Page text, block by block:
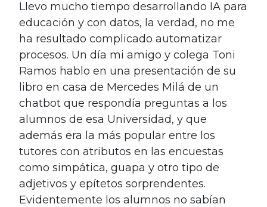
Llevo mucho tiempo desarrollando IA para
educación y con datos, la verdad, no me
ha resultado complicado automatizar
procesos. Un día mi amigo y colega Toni
Ramos hablo en una presentación de su
libro en casa de Mercedes Milá de un
chatbot que respondía preguntas a los
alumnos de esa Universidad, y que
además era la más popular entre los
tutores con atributos en las encuestas
como simpática, guapa y otro tipo de
adjetivos y epítetos sorprendentes.
Evidentemente los alumnos no sabían